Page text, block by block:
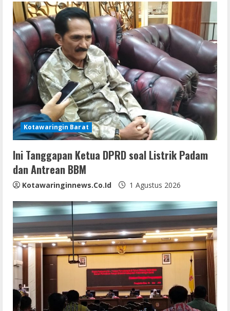
u
e
R
a
d
i
n
g
Kotawaringin Barat
Ini Tanggapan Ketua DPRD soal Listrik Padam
dan Antrean BBM
Kotawaringinnews.co.id 1 Agustus 2026